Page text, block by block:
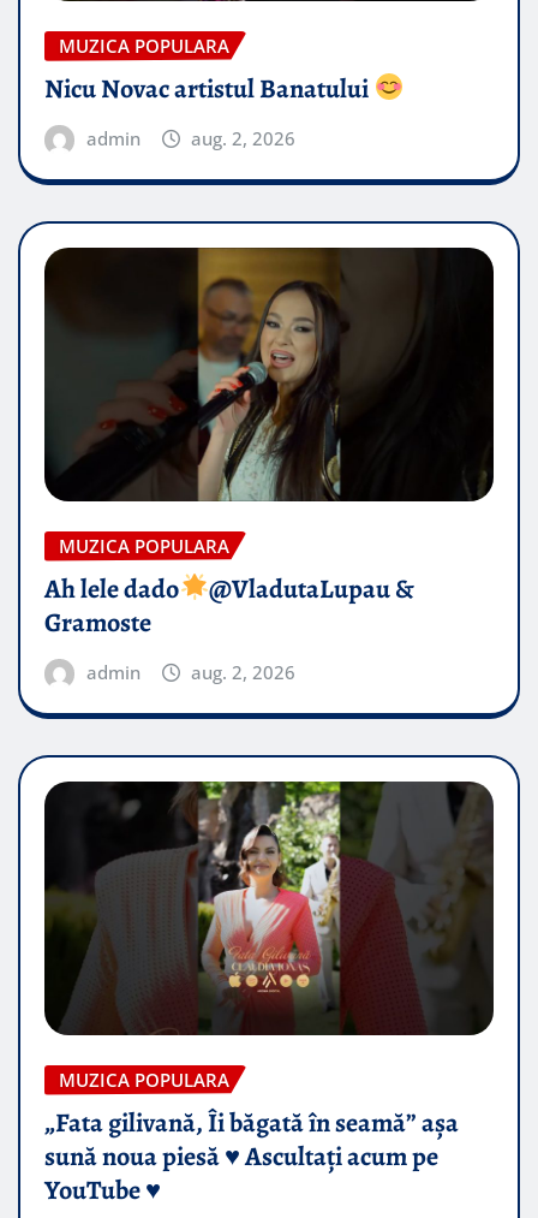
MUZICA POPULARA
Nicu Novac artistul Banatului
admin aug. 2, 2026
MUZICA POPULARA
Ah lele dado​
@VladutaLupau &
Gramoste
admin aug. 2, 2026
MUZICA POPULARA
„Fata gilivană, Îi băgată în seamă” așa
sună noua piesă ♥️ Ascultați acum pe
YouTube ♥️